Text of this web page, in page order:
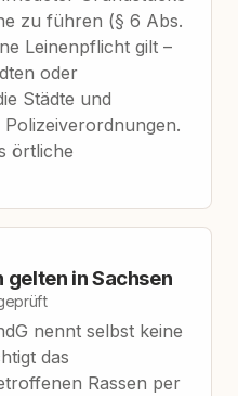
zu führen (§ 6 Abs.
Leinenpflicht gilt –
oder
Städte und
örtliche
gelten in Sachsen
nennt selbst keine
das
Rassen per